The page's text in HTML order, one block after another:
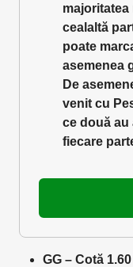
cealaltă
poate
asemenea
De
venit cu
ce două au
fiecare
GG – Cotă